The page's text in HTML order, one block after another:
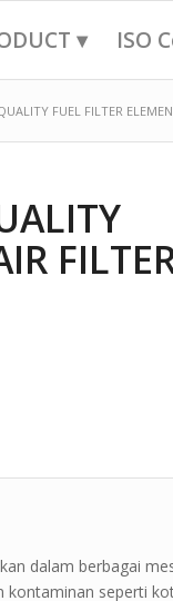
▾ ISO
FUEL FILTER
dalam berbagai
kontaminan seperti